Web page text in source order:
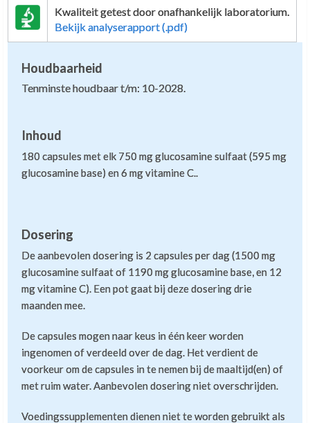
Kwaliteit getest door onafhankelijk laboratorium.
Bekijk analyserapport (.pdf)
Houdbaarheid
Tenminste houdbaar t/m: 10-2028.
Inhoud
180 capsules met elk 750 mg glucosamine sulfaat (595 mg
glucosamine base) en 6 mg vitamine C..
Dosering
De aanbevolen dosering is 2 capsules per dag (1500 mg
glucosamine sulfaat of 1190 mg glucosamine base, en 12
mg vitamine C). Een pot gaat bij deze dosering drie
maanden mee.
De capsules mogen naar keus in één keer worden
ingenomen of verdeeld over de dag. Het verdient de
voorkeur om de capsules in te nemen bij de maaltijd(en) of
met ruim water. Aanbevolen dosering niet overschrijden.
Voedingssupplementen dienen niet te worden gebruikt als